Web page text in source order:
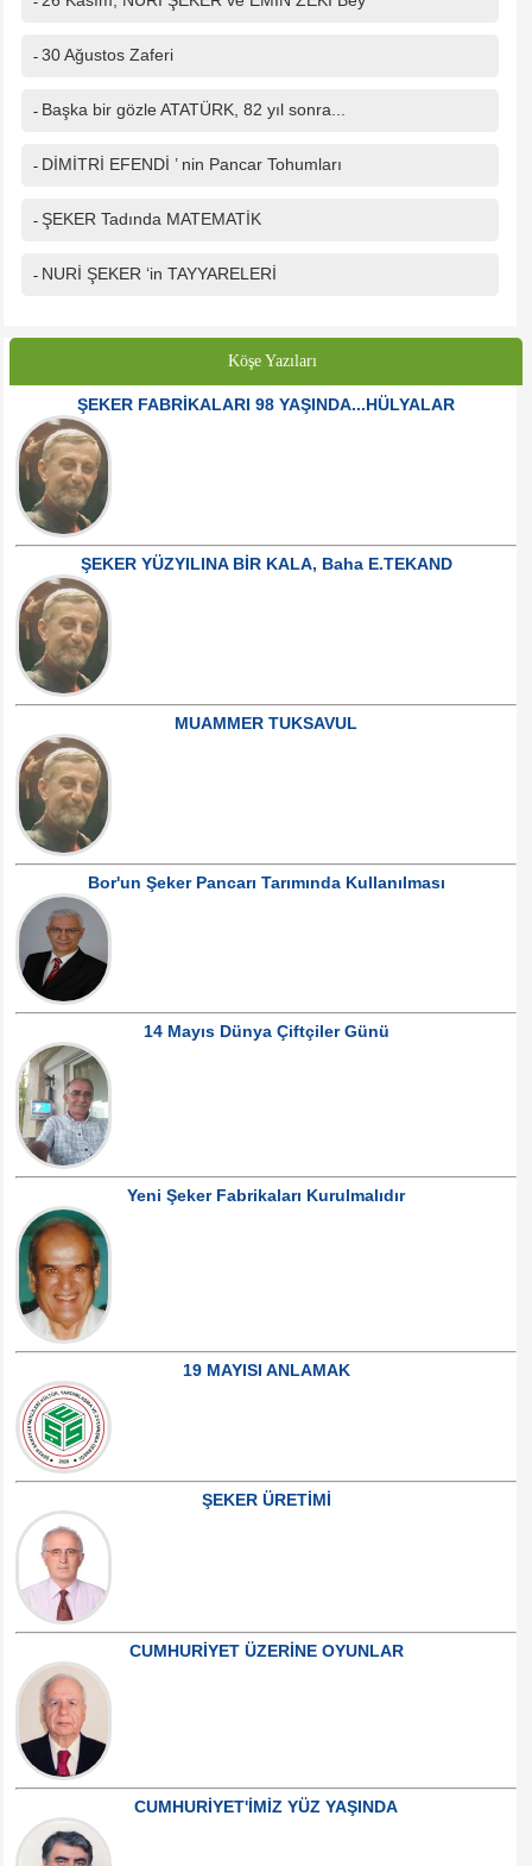
- 30 Ağustos Zaferi
- Başka bir gözle ATATÜRK, 82 yıl sonra...
- DİMİTRİ EFENDİ ’ nin Pancar Tohumları
- ŞEKER Tadında MATEMATİK
- NURİ ŞEKER ‘in TAYYARELERİ
Köşe Yazıları
ŞEKER FABRİKALARI 98 YAŞINDA...HÜLYALAR
ŞEKER YÜZYILINA BİR KALA, Baha E.TEKAND
MUAMMER TUKSAVUL
Bor'un Şeker Pancarı Tarımında Kullanılması
14 Mayıs Dünya Çiftçiler Günü
Yeni Şeker Fabrikaları Kurulmalıdır
19 MAYISI ANLAMAK
ŞEKER ÜRETİMİ
CUMHURİYET ÜZERİNE OYUNLAR
CUMHURİYET'İMİZ YÜZ YAŞINDA